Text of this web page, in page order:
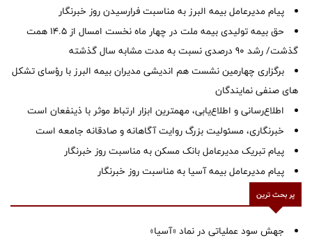
پیام مدیرعامل بیمه البرز به مناسبت فرارسیدن روز خبرنگار
حق بیمه تولیدی بیمه ملت در چهار ماه نخست امسال از 14.5 همت
گذشت/ رشد 90 درصدی نسبت به مدت مشابه سال گذشته
برگزاری چهارمین نشست هم اندیشی مدیران بیمه البرز با رؤسای تشکل
های صنفی نمایندگان
اطلاع‌رسانی و اطلاع‌یابی، مهمترین ابزار ارتباط موثر با ذینفعان است
خبرنگاری، مسئولیت بزرگ روایت آگاهانه و صادقانه جامعه است
پیام تبریک مدیرعامل بانک مسکن به مناسبت روز خبرنگار
پیام مدیرعامل بیمه آسیا به مناسبت روز خبرنگار
پر بحث ترین
جهش سود عملیاتی در نماد «آسیا»